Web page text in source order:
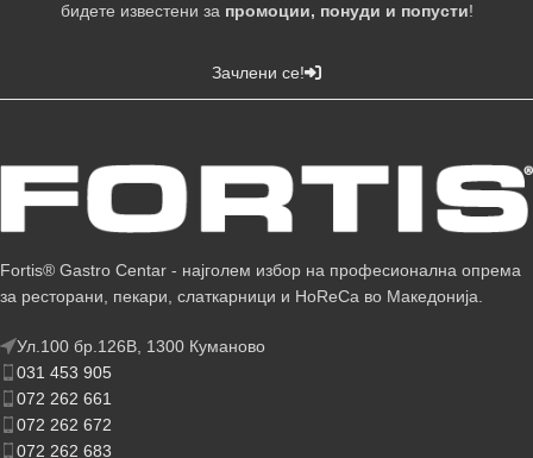
бидете известени за промоции, понуди и попусти!
Зачлени се!
Fortis® Gastro Centar - најголем избор на професионална опрема
за ресторани, пекари, слаткарници и HoReCa во Македонија.
Ул.100 бр.126В, 1300 Куманово
031 453 905
072 262 661
072 262 672
072 262 683